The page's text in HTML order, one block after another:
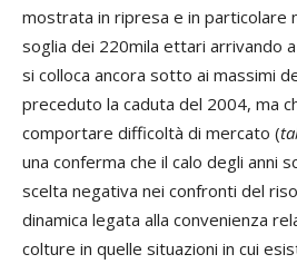
mostrata in ripresa e in particolare
soglia dei 220mila ettari arrivando
si colloca ancora sotto ai massimi
preceduto la caduta del 2004, ma
comportare difficoltà di mercato (
una conferma che il calo degli anni
scelta negativa nei confronti del
dinamica legata alla convenienza
colture in quelle situazioni in cui